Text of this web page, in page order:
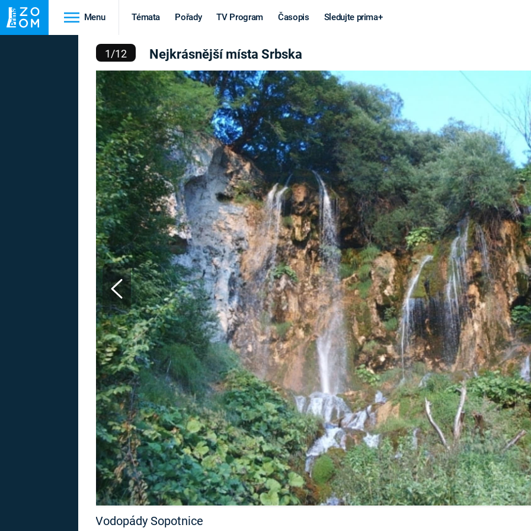
Menu Témata Pořady TV Program Časopis Sledujte prima+
HRADY A ZÁMKY
HEDVÁBNÁ STEZKA
Historie
VIKINGOVÉ
EPIDEMIE A
PANDEMIE
STAROVĚKÝ EGYPT
Věda a
technika
KORONAVIRUS
VESMÍR
MARS
STUDENÁ
VÁLKA VE
VIETNAMU
VÁLEČNÉ
SERIÁLY
světová válka
PRVNÍ SVĚTOVÁ
Výročí
MARIE TEREZIE
NAPOLEON
BONAPARTE
BRITSKÁ
KRÁLOVSKÁ
RODINA
Záhady a
konspirace
UFO A
MIMOZEMŠŤANÉ
UTAJENÉ PŘÍBĚHY
ČESKÝCH DĚJIN
ALTERNATIVNÍ
HISTORIE
FILMY
REALITA
HORORY
REALITA
OPTICKÉ
KLAMY
MÍSTA SRBSKA
1/12 Nejkrásnější místa Srbska
Vodopády Sopotnice